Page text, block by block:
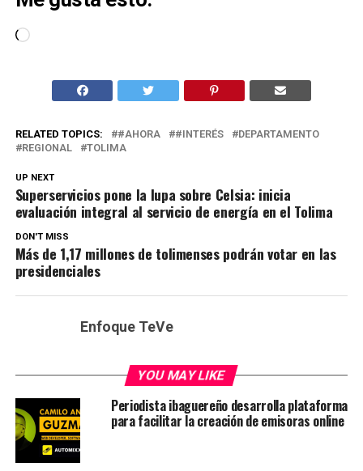
Cargando...
RELATED TOPICS: #AHORA #INTERÉS
DEPARTAMENTO
REGIONAL
TOLIMA
UP NEXT
Superservicios pone la lupa sobre Celsia: inicia
evaluación integral al servicio de energía en el Tolima
DON'T MISS
Más de 1,17 millones de tolimenses podrán votar en las
presidenciales
Enfoque TeVe
YOU MAY LIKE
Periodista ibaguereño desarrolla plataforma
para facilitar la creación de emisoras online